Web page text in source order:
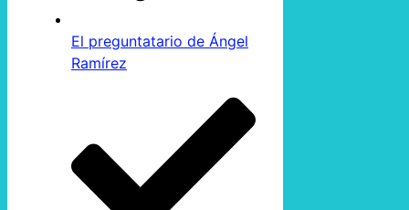
El preguntatario de Ángel
Ramírez